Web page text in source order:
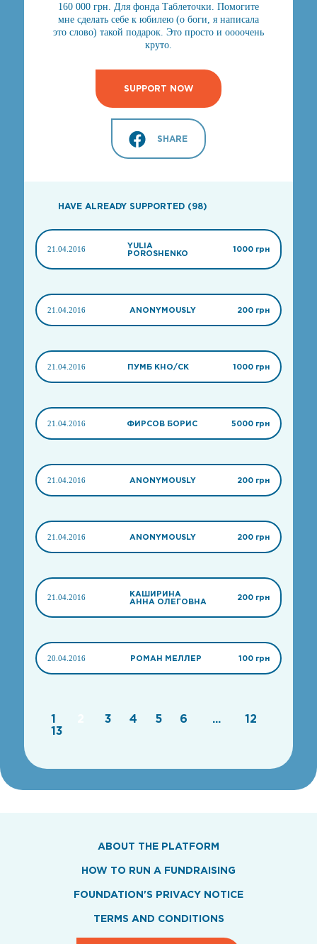
160 000 грн. Для фонда Таблеточки. Помогите
мне сделать себе к юбилею (о боги, я написала
это слово) такой подарок. Это просто и оооочень
круто.
SUPPORT NOW
SHARE
HAVE ALREADY SUPPORTED (98)
21.04.2016
YULIA
POROSHENKO
1000 грн
21.04.2016 ANONYMOUSLY 200 грн
21.04.2016 ПУМБ KHO/СК 1000 грн
21.04.2016 ФИРСОВ БОРИС 5000 грн
21.04.2016 ANONYMOUSLY 200 грн
21.04.2016 ANONYMOUSLY 200 грн
21.04.2016
КАШИРИНА
АННА ОЛЕГОВНА
200 грн
20.04.2016 РОМАН МЕЛЛЕР 100 грн
1 3 4 5 6 ...
12
13
ABOUT THE PLATFORM
HOW TO RUN A FUNDRAISING
FOUNDATION'S PRIVACY NOTICE
TERMS AND CONDITIONS